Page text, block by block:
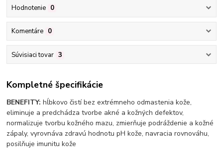
Hodnotenie 0
Komentáre 0
Súvisiaci tovar 3
Kompletné špecifikácie
BENEFITY: hĺbkovo čistí bez extrémneho odmastenia kože,
eliminuje a predchádza tvorbe akné a kožných defektov,
normalizuje tvorbu kožného mazu, zmierňuje podráždenie a kožné
zápaly, vyrovnáva zdravú hodnotu pH kože, navracia rovnováhu,
posilňuje imunitu kože